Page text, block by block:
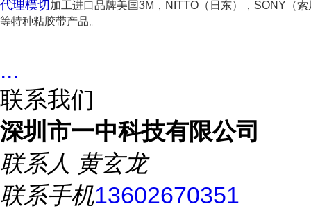
代理模切 加工进口品牌美国3M，NITTO（日东），SONY（
等特种粘胶带产品。
...
联系我们
深圳市一中科技有限公司
联系人 黄玄龙
联系手机13602670351